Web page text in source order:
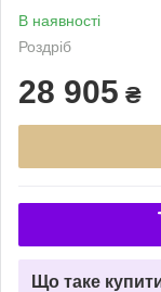
В наявності
Роздріб
28 905 ₴
Що таке